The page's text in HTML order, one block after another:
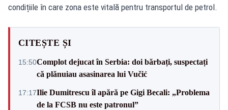
condițiile în care zona este vitală pentru transportul de petrol.
CITEȘTE ȘI
15:50Complot dejucat în Serbia: doi bărbați, suspectați
că plănuiau asasinarea lui Vučić
17:17Ilie Dumitrescu îl apără pe Gigi Becali: „Problema
de la FCSB nu este patronul”